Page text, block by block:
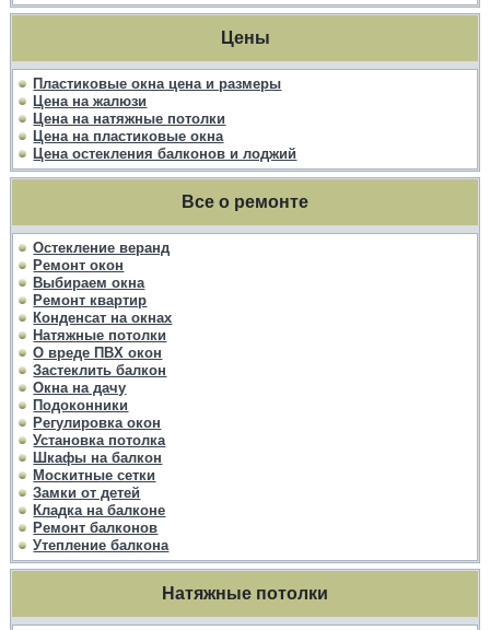
Цены
Пластиковые окна цена и размеры
Цена на жалюзи
Цена на натяжные потолки
Цена на пластиковые окна
Цена остекления балконов и лоджий
Все о ремонте
Остекление веранд
Ремонт окон
Выбираем окна
Ремонт квартир
Конденсат на окнах
Натяжные потолки
О вреде ПВХ окон
Застеклить балкон
Окна на дачу
Подоконники
Регулировка окон
Установка потолка
Шкафы на балкон
Москитные сетки
Замки от детей
Кладка на балконе
Ремонт балконов
Утепление балкона
Натяжные потолки